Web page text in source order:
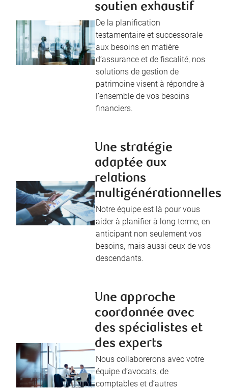
soutien exhaustif
De la planification
testamentaire et successorale
aux besoins en matière
d’assurance et de fiscalité, nos
solutions de gestion de
patrimoine visent à répondre à
l’ensemble de vos besoins
financiers.
Une stratégie
adaptée aux
relations
multigénérationnelles
Notre équipe est là pour vous
aider à planifier à long terme, en
anticipant non seulement vos
besoins, mais aussi ceux de vos
descendants.
Une approche
coordonnée avec
des spécialistes et
des experts
Nous collaborerons avec votre
équipe d’avocats, de
comptables et d’autres